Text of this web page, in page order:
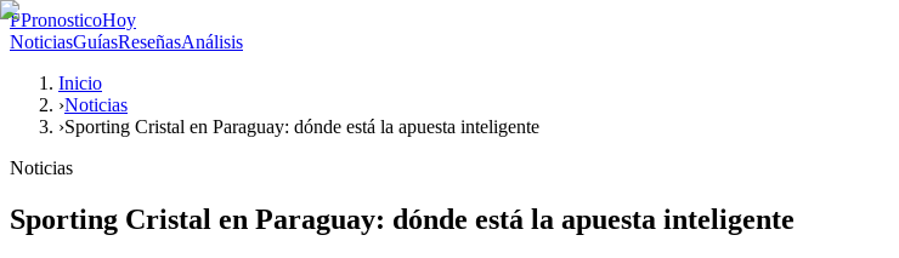
PPronosticoHoy
NoticiasGuíasReseñasAnálisis
Inicio
›Noticias
›Sporting Cristal en Paraguay: dónde está la apuesta inteligente
Noticias
Sporting Cristal en Paraguay: dónde está la apuesta inteligente